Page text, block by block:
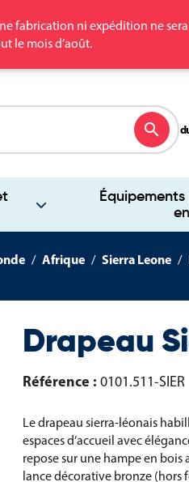
fabrication ni expédition ne
le mois d’août.
search
Afrique Sierra Leone
Drapeau
Référence : 0101.511-SIER
Le drapeau sierra-léonais
espaces d’accueil avec
repose sur une hampe en
lance décorative bronze (hors